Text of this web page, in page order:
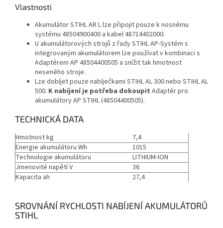
Vlastnosti
Akumulátor STIHL AR L lze připojit pouze k nosnému
systému 48504900400 a kabel 48714402000.
U akumulátorových strojů z řady STIHL AP-Systém s
integrovaným akumulátorem lze používat v kombinaci s
Adaptérem AP 48504400505 a snížit tak hmotnost
neseného stroje.
Lze dobíjet pouze nabíječkami STIHL AL 300 nebo STIHL AL
500. K nabíjení je potřeba dokoupit Adaptér pro
akumulátory AP STIHL (48504400505).
TECHNICKÁ DATA
Hmotnost kg
7,4
Energie akumulátoru Wh
1015
Technologie akumulátoru
LITHIUM-ION
Jmenovité napětí V
36
Kapacita ah
27,4
SROVNÁNÍ RYCHLOSTI NABÍJENÍ AKUMULÁTORŮ
STIHL